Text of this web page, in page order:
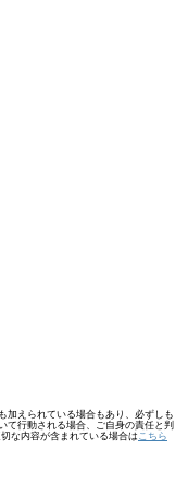
加えられている場合もあり、必ずしも
て行動される場合、ご自身の責任と判
な内容が含まれている場合は こちら